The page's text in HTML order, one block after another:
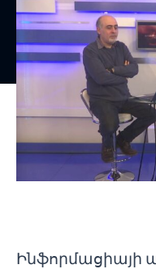
Ինֆորմացիայի